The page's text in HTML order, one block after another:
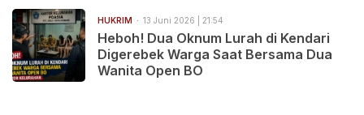
HUKRIM 13 Juni 2026 | 21:54
Heboh! Dua Oknum Lurah di Kendari
Digerebek Warga Saat Bersama Dua
Wanita Open BO